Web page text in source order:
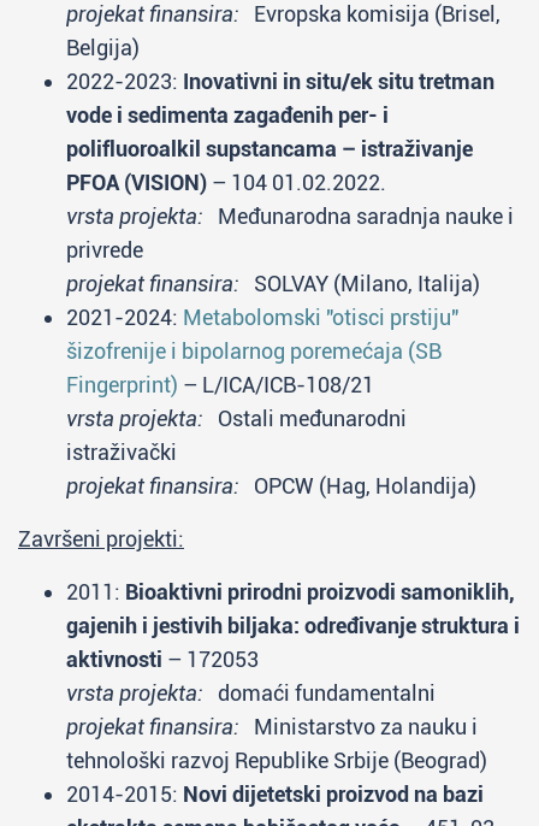
projekat finansira: Evropska komisija (Brisel,
Belgija)
2022-2023: Inovativni in situ/ek situ tretman
vode i sedimenta zagađenih per- i
polifluoroalkil supstancama – istraživanje
PFOA (VISION) – 104 01.02.2022.
vrsta projekta: Međunarodna saradnja nauke i
privrede
projekat finansira: SOLVAY (Milano, Italija)
2021-2024: Metabolomski "otisci prstiju"
šizofrenije i bipolarnog poremećaja (SB
Fingerprint) – L/ICA/ICB-108/21
vrsta projekta: Ostali međunarodni
istraživački
projekat finansira: OPCW (Hag, Holandija)
Završeni projekti:
2011: Bioaktivni prirodni proizvodi samoniklih,
gajenih i jestivih biljaka: određivanje struktura i
aktivnosti – 172053
vrsta projekta: domaći fundamentalni
projekat finansira: Ministarstvo za nauku i
tehnološki razvoj Republike Srbije (Beograd)
2014-2015: Novi dijetetski proizvod na bazi